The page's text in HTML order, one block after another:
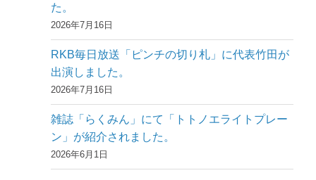
た。
2026年7月16日
RKB毎日放送「ピンチの切り札」に代表竹田が
出演しました。
2026年7月16日
雑誌「らくみん」にて「トトノエライトプレー
ン」が紹介されました。
2026年6月1日